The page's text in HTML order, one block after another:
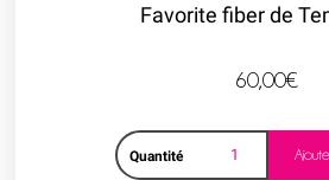
Favorite fiber de
60,00€
Quantité